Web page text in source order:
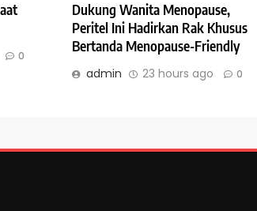
0
Dukung Wanita Menopause,
Peritel Ini Hadirkan Rak Khusus
Bertanda Menopause-Friendly
admin 23 hours ago 0